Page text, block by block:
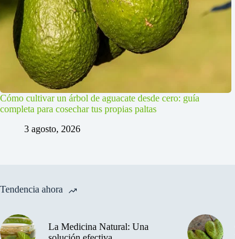
Cómo cultivar un árbol de aguacate desde cero: guía
completa para cosechar tus propias paltas
3 agosto, 2026
Tendencia ahora
La Medicina Natural: Una